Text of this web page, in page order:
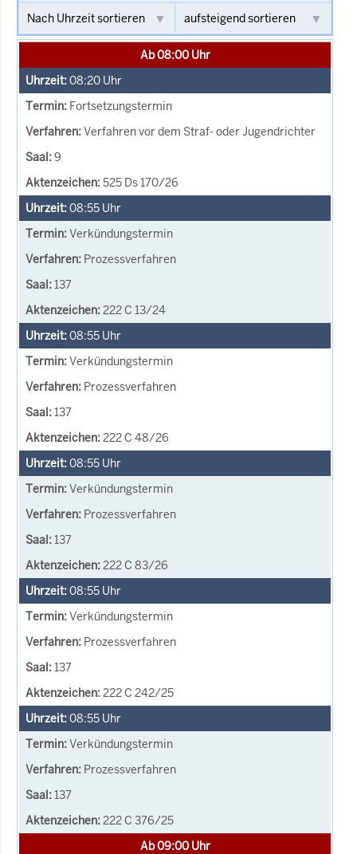
Ab 08:00 Uhr
08:20 Uhr
Fortsetzungstermin
Verfahren vor dem Straf- oder Jugendrichter
9
525 Ds 170/26
08:55 Uhr
Verkündungstermin
Prozessverfahren
137
222 C 13/24
08:55 Uhr
Verkündungstermin
Prozessverfahren
137
222 C 48/26
08:55 Uhr
Verkündungstermin
Prozessverfahren
137
222 C 83/26
08:55 Uhr
Verkündungstermin
Prozessverfahren
137
222 C 242/25
08:55 Uhr
Verkündungstermin
Prozessverfahren
137
222 C 376/25
Ab 09:00 Uhr